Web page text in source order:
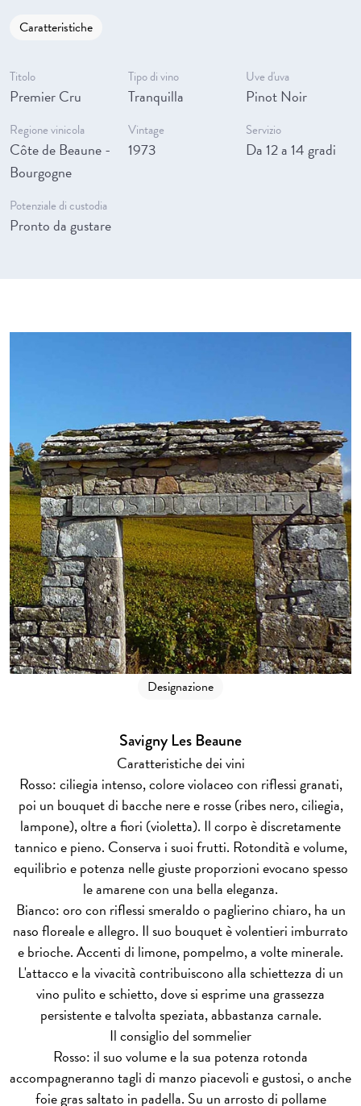
Caratteristiche
Titolo
Premier Cru
Tipo di vino
Tranquilla
Uve d'uva
Pinot Noir
Regione vinicola
Côte de Beaune -
Bourgogne
Vintage
1973
Servizio
Da 12 a 14 gradi
Potenziale di custodia
Pronto da gustare
Designazione
Savigny Les Beaune
Caratteristiche dei vini
Rosso: ciliegia intenso, colore violaceo con riflessi granati,
poi un bouquet di bacche nere e rosse (ribes nero, ciliegia,
lampone), oltre a fiori (violetta). Il corpo è discretamente
tannico e pieno. Conserva i suoi frutti. Rotondità e volume,
equilibrio e potenza nelle giuste proporzioni evocano spesso
le amarene con una bella eleganza.
Bianco: oro con riflessi smeraldo o paglierino chiaro, ha un
naso floreale e allegro. Il suo bouquet è volentieri imburrato
e brioche. Accenti di limone, pompelmo, a volte minerale.
L'attacco e la vivacità contribuiscono alla schiettezza di un
vino pulito e schietto, dove si esprime una grassezza
persistente e talvolta speziata, abbastanza carnale.
Il consiglio del sommelier
Rosso: il suo volume e la sua potenza rotonda
accompagneranno tagli di manzo piacevoli e gustosi, o anche
foie gras saltato in padella. Su un arrosto di pollame